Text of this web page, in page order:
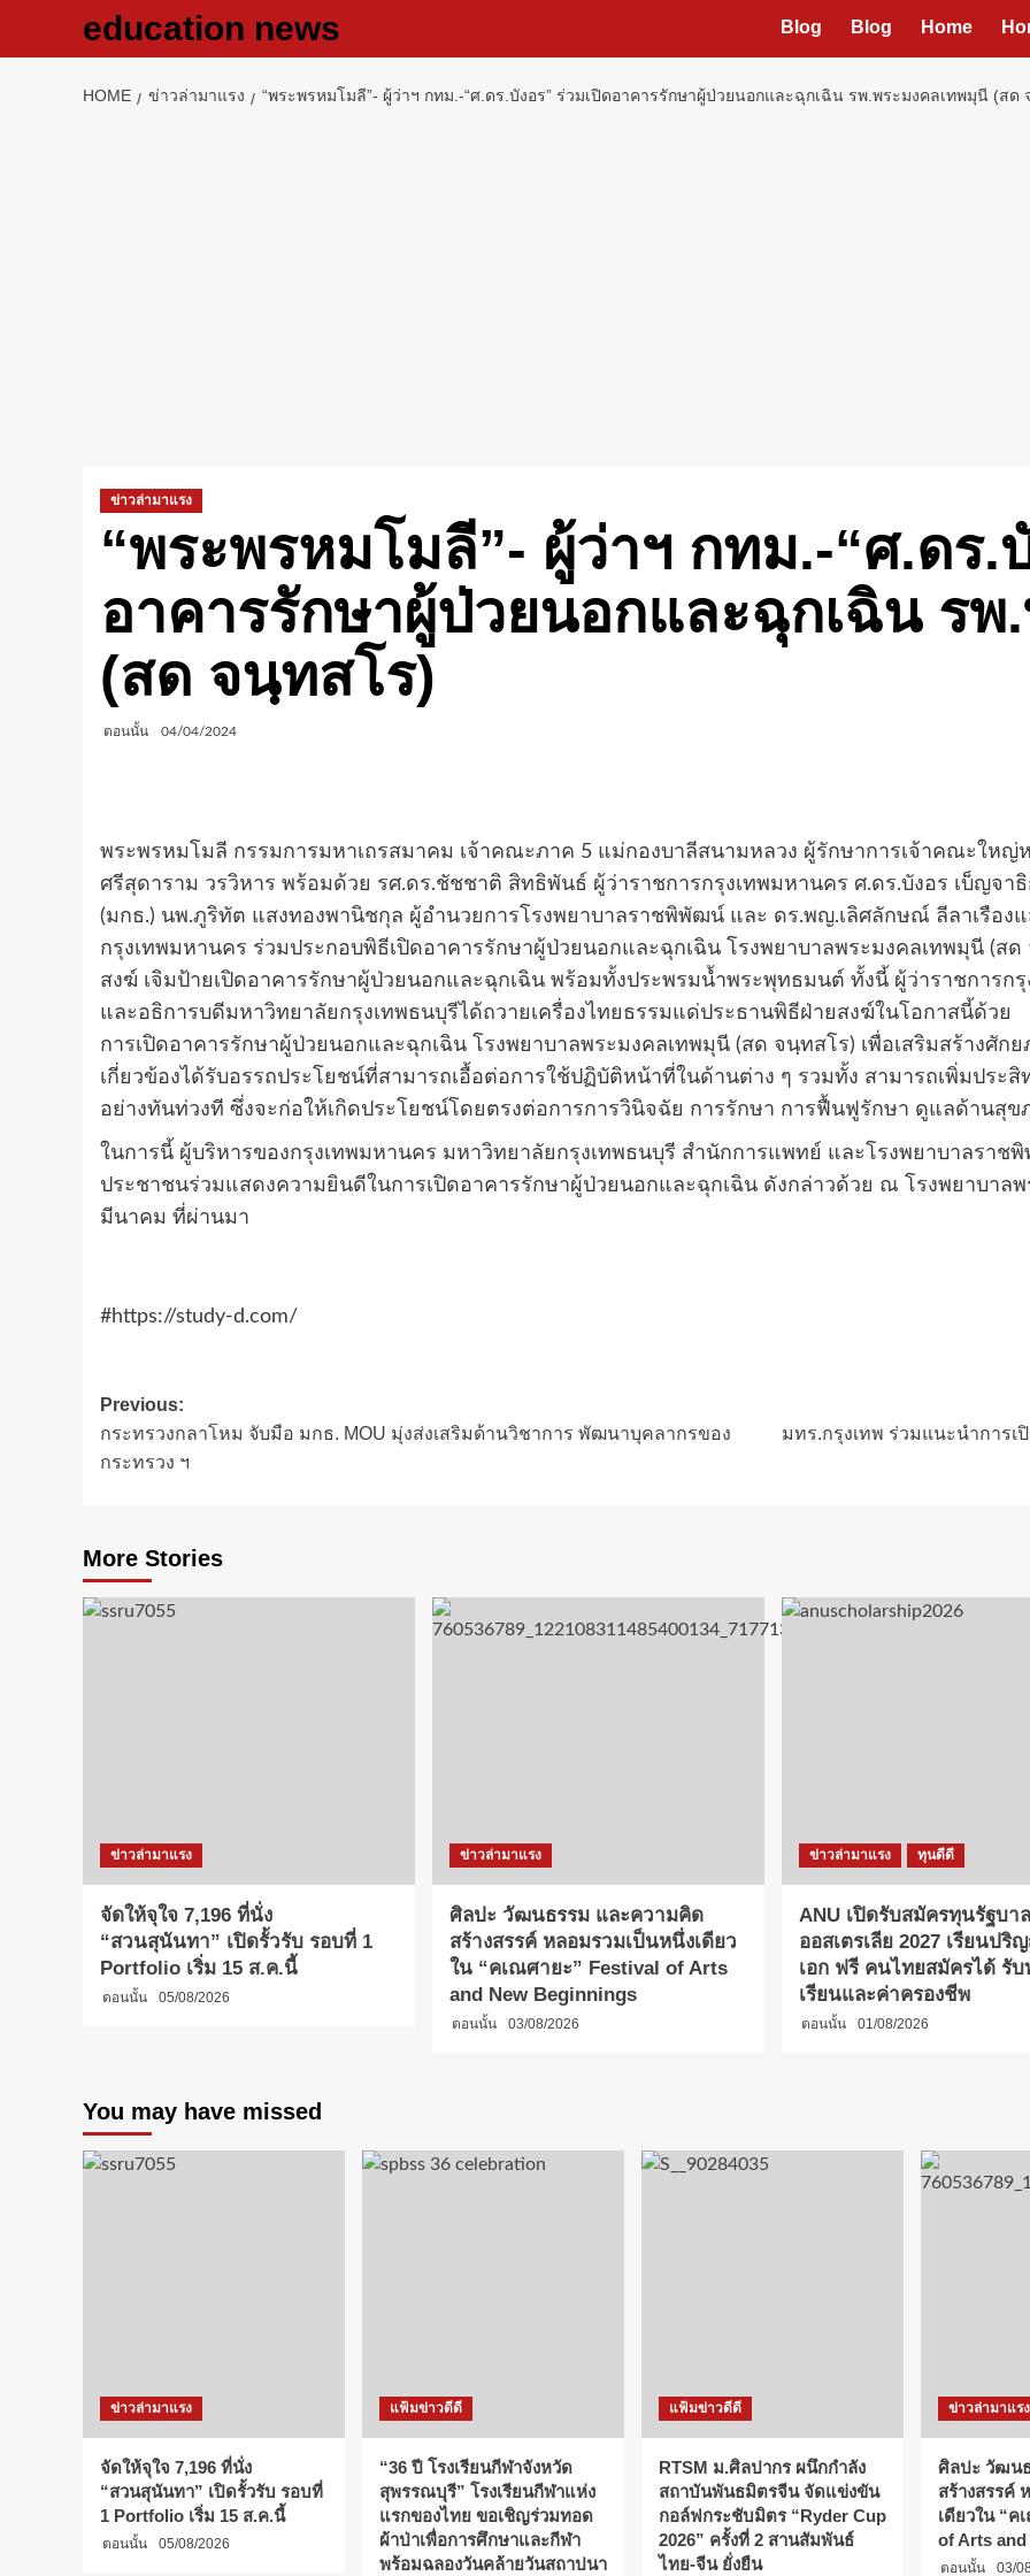
education news Blog Blog Home
HOME ข่าวล่ามาแรง “พระพรหมโมลี”- ผู้ว่าฯ กทม.-“ศ.ดร.บังอร” ร่วมเปิดอาคารรักษาผู้ป่วยนอกและฉุกเฉิน รพ.พระมงคลเทพมุนี (สด
ข่าวล่ามาแรง
“พระพรหมโมลี”- ผู้ว่าฯ กทม.-“ศ.ดร.
อาคารรักษาผู้ป่วยนอกและฉุกเฉิน ร
(สด จนฺทสโร)
ตอนนั้น 04/04/2024
พระพรหมโมลี กรรมการมหาเถรสมาคม เจ้าคณะภาค 5 แม่กองบาลีสนามหลวง ผู้รักษาการเจ้าคณะใหญ่
ศรีสุดาราม วรวิหาร พร้อมด้วย รศ.ดร.ชัชชาติ สิทธิพันธ์ ผู้ว่าราชการกรุงเทพมหานคร ศ.ดร.บังอร เบ็ญจา
(มกธ.) นพ.ภูริทัต แสงทองพานิชกุล ผู้อำนวยการโรงพยาบาลราชพิพัฒน์ และ ดร.พญ.เลิศลักษณ์ ลีลาเรือง
กรุงเทพมหานคร ร่วมประกอบพิธีเปิดอาคารรักษาผู้ป่วยนอกและฉุกเฉิน โรงพยาบาลพระมงคลเทพมุนี (ส
สงฆ์ เจิมป้ายเปิดอาคารรักษาผู้ป่วยนอกและฉุกเฉิน พร้อมทั้งประพรมน้ำพระพุทธมนต์ ทั้งนี้ ผู้ว่าราชการก
และอธิการบดีมหาวิทยาลัยกรุงเทพธนบุรีได้ถวายเครื่องไทยธรรมแด่ประธานพิธีฝ่ายสงฆ์ในโอกาสนี้ด้วย
การเปิดอาคารรักษาผู้ป่วยนอกและฉุกเฉิน โรงพยาบาลพระมงคลเทพมุนี (สด จนฺทสโร) เพื่อเสริมสร้างศัก
เกี่ยวข้องได้รับอรรถประโยชน์ที่สามารถเอื้อต่อการใช้ปฏิบัติหน้าที่ในด้านต่าง ๆ รวมทั้ง สามารถเพิ่มประ
อย่างทันท่วงที ซึ่งจะก่อให้เกิดประโยชน์โดยตรงต่อการการวินิจฉัย การรักษา การฟื้นฟูรักษา ดูแลด้านสุ
ในการนี้ ผู้บริหารของกรุงเทพมหานคร มหาวิทยาลัยกรุงเทพธนบุรี สำนักการแพทย์ และโรงพยาบาลรา
ประชาชนร่วมแสดงความยินดีในการเปิดอาคารรักษาผู้ป่วยนอกและฉุกเฉิน ดังกล่าวด้วย ณ โรงพยาบาล
มีนาคม ที่ผ่านมา
#https://study-d.com/
Post
navigation
Previous:
กระทรวงกลาโหม จับมือ มกธ. MOU มุ่งส่งเสริมด้านวิชาการ พัฒนาบุคลากรของ
กระทรวง ฯ
มทร.กรุงเทพ ร่วมแนะนำการ
More Stories
ข่าวล่ามาแรง
จัดให้จุใจ 7,196 ที่นั่ง
“สวนสุนันทา” เปิดรั้วรับ รอบที่ 1
Portfolio เริ่ม 15 ส.ค.นี้
ตอนนั้น 05/08/2026
ข่าวล่ามาแรง
ศิลปะ วัฒนธรรม และความคิด
สร้างสรรค์ หลอมรวมเป็นหนึ่งเดียว
ใน “คเณศายะ” Festival of Arts
and New Beginnings
ตอนนั้น 03/08/2026
ข่าวล่ามาแรง ทุนดีดี
ANU เปิดรับสมัครทุนรัฐบาล
ออสเตรเลีย 2027 เรียนปริ
เอก ฟรี คนไทยสมัครได้ รับ
เรียนและค่าครองชีพ
ตอนนั้น 01/08/2026
You may have missed
ข่าวล่ามาแรง
จัดให้จุใจ 7,196 ที่นั่ง
“สวนสุนันทา” เปิดรั้วรับ รอบที่
1 Portfolio เริ่ม 15 ส.ค.นี้
ตอนนั้น 05/08/2026
แฟ้มข่าวดีดี
“36 ปี โรงเรียนกีฬาจังหวัด
สุพรรณบุรี” โรงเรียนกีฬาแห่ง
แรกของไทย ขอเชิญร่วมทอด
ผ้าป่าเพื่อการศึกษาและกีฬา
พร้อมฉลองวันคล้ายวันสถาปนา
แฟ้มข่าวดีดี
RTSM ม.ศิลปากร ผนึกกำลัง
สถาบันพันธมิตรจีน จัดแข่งขัน
กอล์ฟกระชับมิตร “Ryder Cup
2026” ครั้งที่ 2 สานสัมพันธ์
ไทย-จีน ยั่งยืน
ข่าวล่ามาแรง
ศิลปะ วัฒน
สร้างสรรค์
เดียวใน “ค
of Arts
ตอนนั้น 03/